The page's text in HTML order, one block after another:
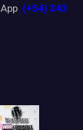
(+54) 343